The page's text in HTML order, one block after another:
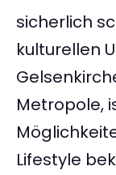
sicherlich
kulturellen
Metropole,
Lifestyle